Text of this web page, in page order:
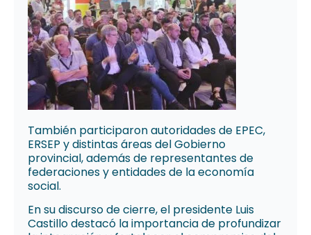
También participaron autoridades de EPEC,
ERSEP y distintas áreas del Gobierno
provincial, además de representantes de
federaciones y entidades de la economía
social.
En su discurso de cierre, el presidente Luis
Castillo destacó la importancia de profundizar